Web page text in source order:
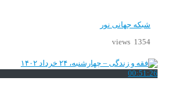
شبکه جهانی نور
1354 views
00:51:26